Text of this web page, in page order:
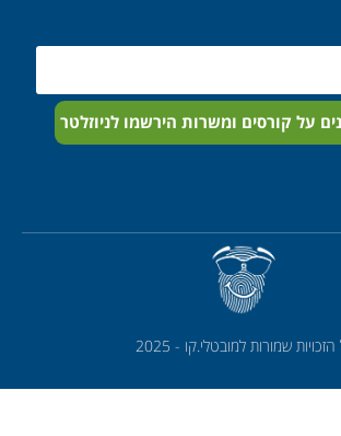
על קורסים ומשרות הירשמו לניוזלטר
שמורות למובטלי.קו - 2025